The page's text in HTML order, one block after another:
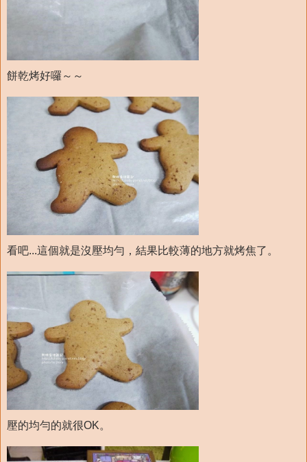
餅乾烤好囉～～
看吧...這個就是沒壓均勻，結果比較薄的地方就烤焦了。
壓的均勻的就很OK。